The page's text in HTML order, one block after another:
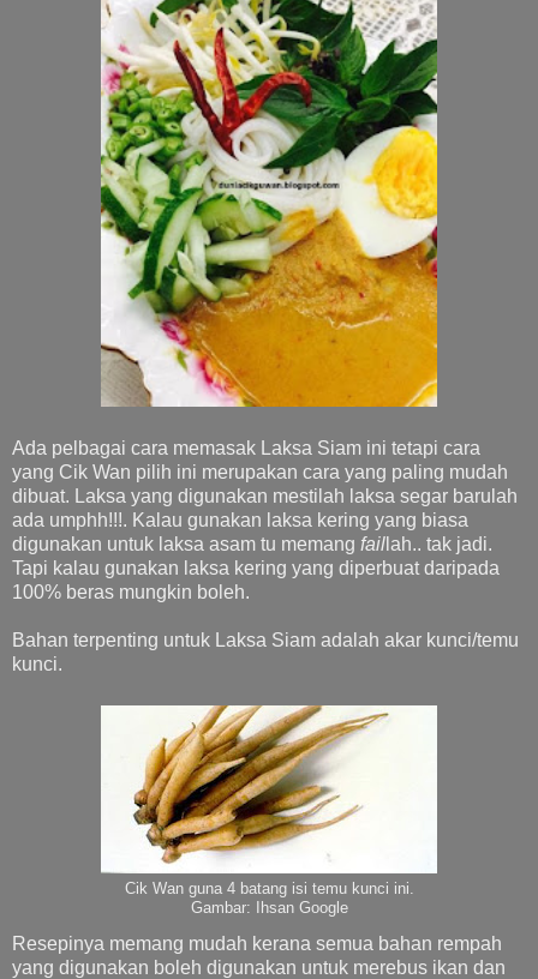
Ada pelbagai cara memasak Laksa Siam ini tetapi cara
yang Cik Wan pilih ini merupakan cara yang paling mudah
dibuat. Laksa yang digunakan mestilah laksa segar barulah
ada umphh!!!. Kalau gunakan laksa kering yang biasa
digunakan untuk laksa asam tu memang fail lah.. tak jadi.
Tapi kalau gunakan laksa kering yang diperbuat daripada
100% beras mungkin boleh.
Bahan terpenting untuk Laksa Siam adalah akar kunci/temu
kunci.
Cik Wan guna 4 batang isi temu kunci ini.
Gambar: Ihsan Google
Resepinya memang mudah kerana semua bahan rempah
yang digunakan boleh digunakan untuk merebus ikan dan